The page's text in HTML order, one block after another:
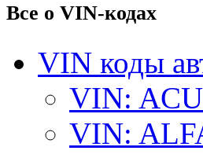
Все о VIN-кодах
VIN коды
VIN:
VIN: